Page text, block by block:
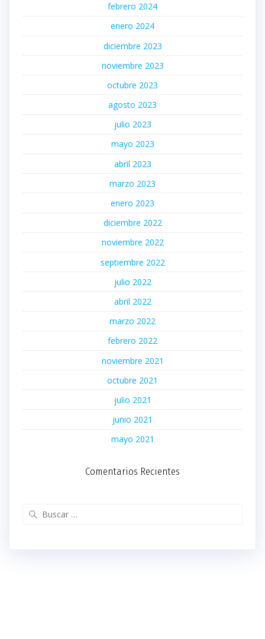
febrero 2024
enero 2024
diciembre 2023
noviembre 2023
octubre 2023
agosto 2023
julio 2023
mayo 2023
abril 2023
marzo 2023
enero 2023
diciembre 2022
noviembre 2022
septiembre 2022
julio 2022
abril 2022
marzo 2022
febrero 2022
noviembre 2021
octubre 2021
julio 2021
junio 2021
mayo 2021
Comentarios Recientes